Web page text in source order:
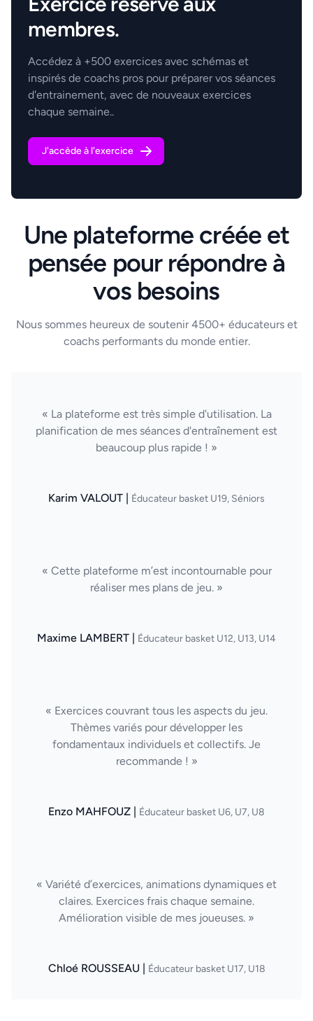
membres.
Accédez à +500 exercices avec schémas et
inspirés de coachs pros pour préparer vos séances
d'entrainement, avec de nouveaux exercices
chaque semaine..
J'accède à l'exercice
Une plateforme créée et
pensée pour répondre à
vos besoins
Nous sommes heureux de soutenir 4500+ éducateurs et
coachs performants du monde entier.
« La plateforme est très simple d'utilisation. La
planification de mes séances d'entraînement est
beaucoup plus rapide ! »
Karim VALOUT | Éducateur basket U19, Séniors
« Cette plateforme m’est incontournable pour
réaliser mes plans de jeu. »
Maxime LAMBERT | Éducateur basket U12, U13, U14
« Exercices couvrant tous les aspects du jeu.
Thèmes variés pour développer les
fondamentaux individuels et collectifs. Je
recommande ! »
Enzo MAHFOUZ | Éducateur basket U6, U7, U8
« Variété d’exercices, animations dynamiques et
claires. Exercices frais chaque semaine.
Amélioration visible de mes joueuses. »
Chloé ROUSSEAU | Éducateur basket U17, U18